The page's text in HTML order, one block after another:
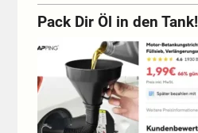
Pack Dir Öl in den Tank!